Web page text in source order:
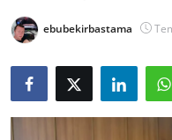
ebubekirbastama